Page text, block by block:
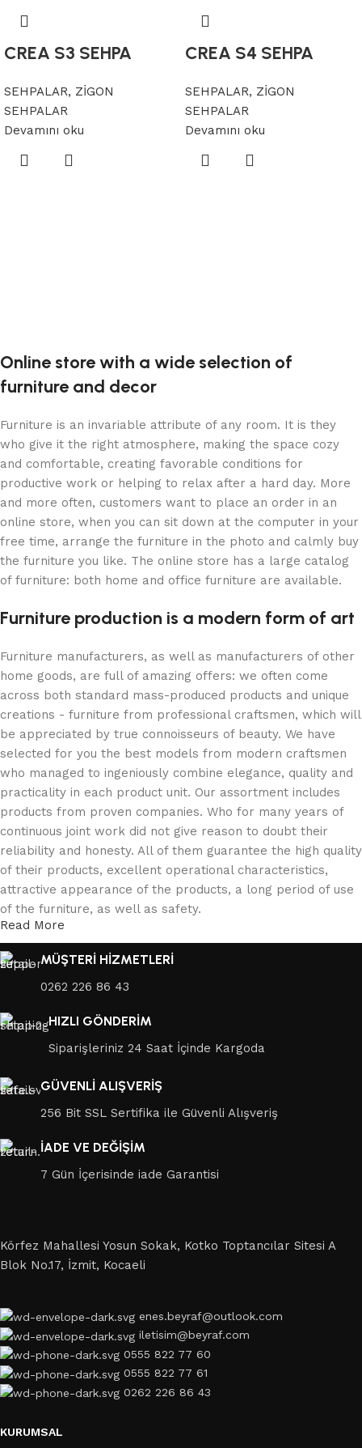
CREA S3 SEHPA
SEHPALAR, ZİGON
SEHPALAR
Devamını oku
CREA S4 SEHPA
SEHPALAR, ZİGON
SEHPALAR
Devamını oku
Online store with a wide selection of
furniture and decor
Furniture is an invariable attribute of any room. It is they
who give it the right atmosphere, making the space cozy
and comfortable, creating favorable conditions for
productive work or helping to relax after a hard day. More
and more often, customers want to place an order in an
online store, when you can sit down at the computer in your
free time, arrange the furniture in the photo and calmly buy
the furniture you like. The online store has a large catalog
of furniture: both home and office furniture are available.
Furniture production is a modern form of art
Furniture manufacturers, as well as manufacturers of other
home goods, are full of amazing offers: we often come
across both standard mass-produced products and unique
creations - furniture from professional craftsmen, which will
be appreciated by true connoisseurs of beauty. We have
selected for you the best models from modern craftsmen
who managed to ingeniously combine elegance, quality and
practicality in each product unit. Our assortment includes
products from proven companies. Who for many years of
continuous joint work did not give reason to doubt their
reliability and honesty. All of them guarantee the high quality
of their products, excellent operational characteristics,
attractive appearance of the products, a long period of use
of the furniture, as well as safety.
Read More
MÜŞTERİ HİZMETLERİ
0262 226 86 43
HIZLI GÖNDERİM
Siparişleriniz 24 Saat İçinde Kargoda
GÜVENLİ ALIŞVERİŞ
256 Bit SSL Sertifika ile Güvenli Alışveriş
İADE VE DEĞİŞİM
7 Gün İçerisinde iade Garantisi
Körfez Mahallesi Yosun Sokak, Kotko Toptancılar Sitesi A
Blok No.17, İzmit, Kocaeli
enes.beyraf@outlook.com
iletisim@beyraf.com
0555 822 77 60
0555 822 77 61
0262 226 86 43
KURUMSAL